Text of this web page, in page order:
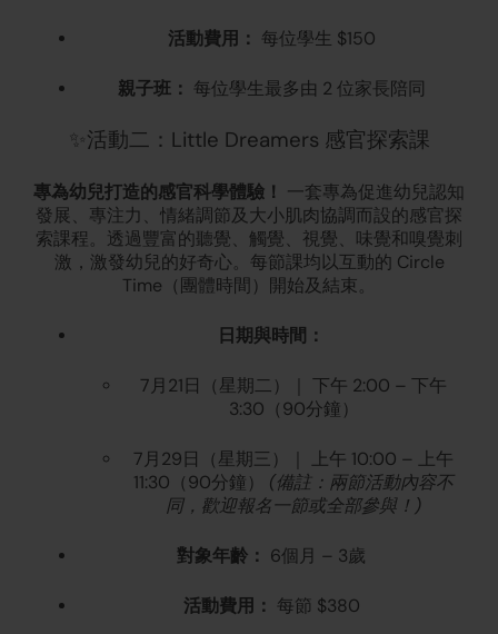
活動費用： 每位學生 $150
親子班： 每位學生最多由 2 位家長陪同
✨活動二：Little Dreamers 感官探索課
專為幼兒打造的感官科學體驗！
一套專為促進幼兒認知
發展、專注力、情緒調節及大小肌肉協調而設的感官探
索課程。透過豐富的聽覺、觸覺、視覺、味覺和嗅覺刺
激，激發幼兒的好奇心。每節課均以互動的 Circle
Time（團體時間）開始及結束。
日期與時間：
7月21日（星期二）｜ 下午 2:00 – 下午
3:30（90分鐘）
7月29日（星期三）｜ 上午 10:00 – 上午
11:30（90分鐘） (備註：兩節活動內容不
同，歡迎報名一節或全部參與！)
對象年齡： 6個月 – 3歲
活動費用： 每節 $380